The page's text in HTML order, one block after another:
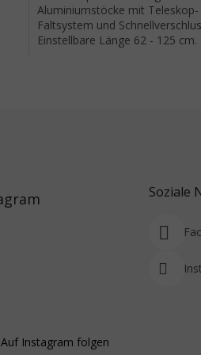
Aluminiumstöcke mit Teleskop-
Faltsystem und
Einstellbare Länge 62 - 125 cm.
Auf Instagram folgen
Soziale